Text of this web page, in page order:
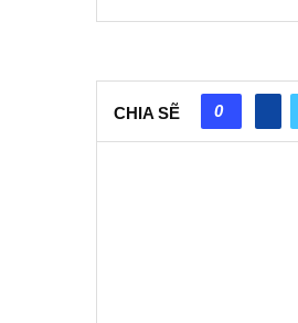
CHIA SẼ 0